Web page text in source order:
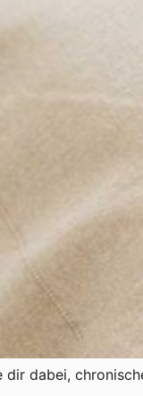
dir dabei,